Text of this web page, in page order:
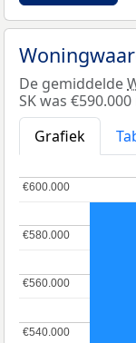
De gemiddelde
SK was
Grafiek
€540.000
€540.000
€560.000
€560.000
€580.000
€580.000
€600.000
€600.000